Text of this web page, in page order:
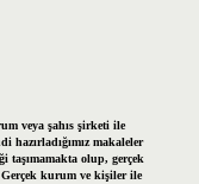
veya şahıs şirketi ile
hazırladığımız makaleler
taşımamakta olup, gerçek
kurum ve kişiler ile